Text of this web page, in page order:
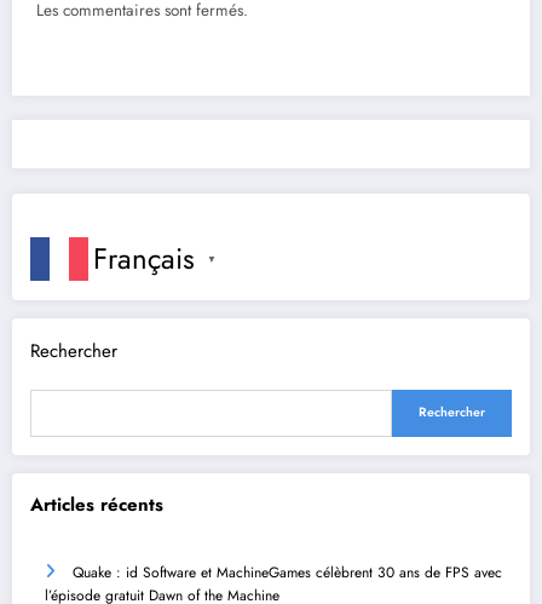
Les commentaires sont fermés.
Français ▼
Rechercher
Rechercher
Articles récents
Quake : id Software et MachineGames célèbrent 30 ans de FPS avec
l’épisode gratuit Dawn of the Machine